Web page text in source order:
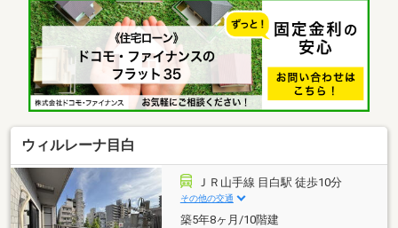
ー面積：5.58m2 サービスバルコニー面積：
3.09m2◇1階共用部分に専用トランクルーム（200円/
月）◇ペット飼育可能(細則有)◇シアタールーム有◇
おとめ山公園(現地より約200m)など緑豊かな住環境◇
二重床・二重天井構造
ウィルレーナ目白
ＪＲ山手線 目白駅 徒歩10分
その他の交通
築5年8ヶ月/10階建